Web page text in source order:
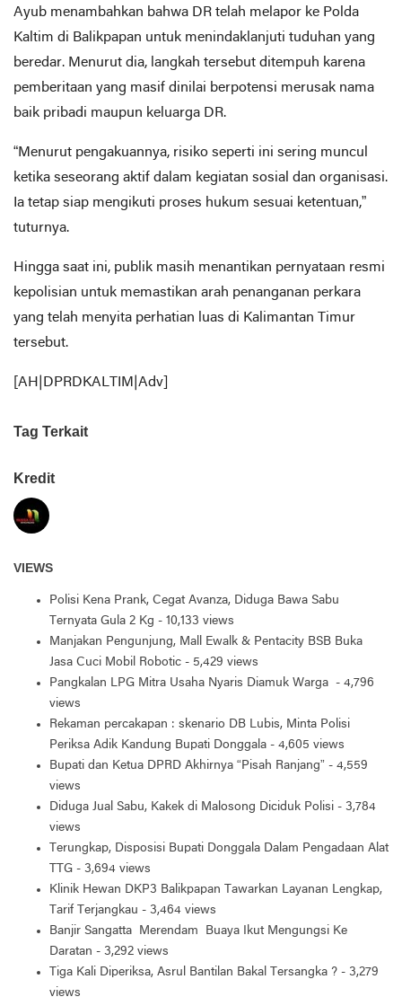
Ayub menambahkan bahwa DR telah melapor ke Polda
Kaltim di Balikpapan untuk menindaklanjuti tuduhan yang
beredar. Menurut dia, langkah tersebut ditempuh karena
pemberitaan yang masif dinilai berpotensi merusak nama
baik pribadi maupun keluarga DR.
“Menurut pengakuannya, risiko seperti ini sering muncul
ketika seseorang aktif dalam kegiatan sosial dan organisasi.
Ia tetap siap mengikuti proses hukum sesuai ketentuan,”
tuturnya.
Hingga saat ini, publik masih menantikan pernyataan resmi
kepolisian untuk memastikan arah penanganan perkara
yang telah menyita perhatian luas di Kalimantan Timur
tersebut.
[AH|DPRDKALTIM|Adv]
Tag Terkait
Kredit
VIEWS
Polisi Kena Prank, Cegat Avanza, Diduga Bawa Sabu
Ternyata Gula 2 Kg - 10,133 views
Manjakan Pengunjung, Mall Ewalk & Pentacity BSB Buka
Jasa Cuci Mobil Robotic - 5,429 views
Pangkalan LPG Mitra Usaha Nyaris Diamuk Warga - 4,796
views
Rekaman percakapan : skenario DB Lubis, Minta Polisi
Periksa Adik Kandung Bupati Donggala - 4,605 views
Bupati dan Ketua DPRD Akhirnya “Pisah Ranjang” - 4,559
views
Diduga Jual Sabu, Kakek di Malosong Diciduk Polisi - 3,784
views
Terungkap, Disposisi Bupati Donggala Dalam Pengadaan Alat
TTG - 3,694 views
Klinik Hewan DKP3 Balikpapan Tawarkan Layanan Lengkap,
Tarif Terjangkau - 3,464 views
Banjir Sangatta Merendam Buaya Ikut Mengungsi Ke
Daratan - 3,292 views
Tiga Kali Diperiksa, Asrul Bantilan Bakal Tersangka ? - 3,279
views